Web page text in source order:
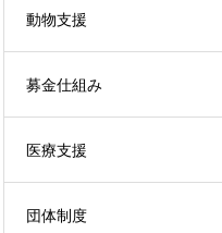
動物支援
募金仕組み
医療支援
団体制度